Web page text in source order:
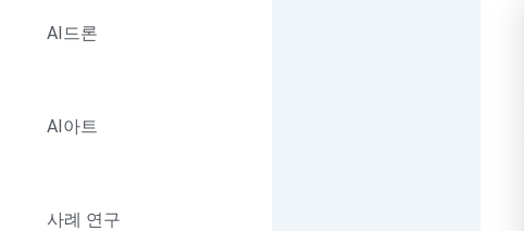
AI드론
AI아트
사례 연구